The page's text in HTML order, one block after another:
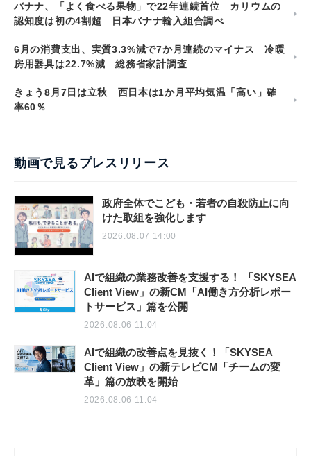
バナナ、「よく食べる果物」で22年連続首位 カリウムの
認知度は初の4割超 日本バナナ輸入組合調べ
6月の消費支出、実質3.3%減で7か月連続のマイナス 冷暖
房用器具は22.7%減 総務省家計調査
きょう8月7日は立秋 西日本は1か月平均気温「高い」確
率60％
動画で見るプレスリリース
政府全体でこども・若者の自殺防止に向
けた取組を強化します
2026.08.07 14:00
AIで組織の業務改善を支援する！ 「SKYSEA
Client View」の新CM「AI働き方分析レポー
トサービス」篇を公開
2026.08.06 11:04
AIで組織の改善点を見抜く！「SKYSEA
Client View」の新テレビCM「チームの変
革」篇の放映を開始
2026.08.06 11:04